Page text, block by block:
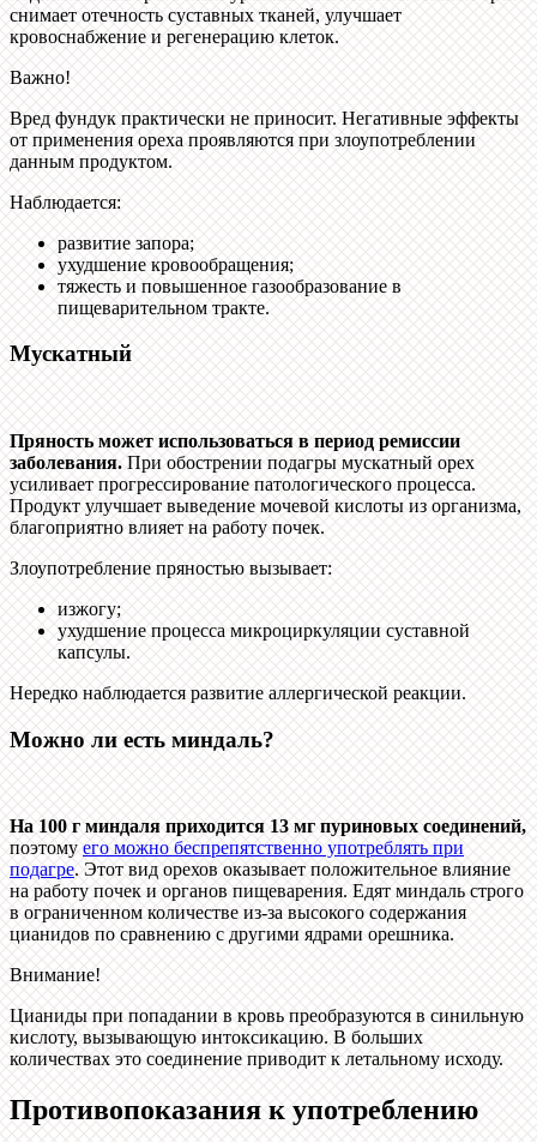
снимает отечность суставных тканей, улучшает
кровоснабжение и регенерацию клеток.
Важно!
Вред фундук практически не приносит. Негативные эффекты
от применения ореха проявляются при злоупотреблении
данным продуктом.
Наблюдается:
развитие запора;
ухудшение кровообращения;
тяжесть и повышенное газообразование в
пищеварительном тракте.
Мускатный
Пряность может использоваться в период ремиссии
заболевания. При обострении подагры мускатный орех
усиливает прогрессирование патологического процесса.
Продукт улучшает выведение мочевой кислоты из организма,
благоприятно влияет на работу почек.
Злоупотребление пряностью вызывает:
изжогу;
ухудшение процесса микроциркуляции суставной
капсулы.
Нередко наблюдается развитие аллергической реакции.
Можно ли есть миндаль?
На 100 г миндаля приходится 13 мг пуриновых соединений,
поэтомуего можно беспрепятственно употреблять при
подагре. Этот вид орехов оказывает положительное влияние
на работу почек и органов пищеварения. Едят миндаль строго
в ограниченном количестве из-за высокого содержания
цианидов по сравнению с другими ядрами орешника.
Внимание!
Цианиды при попадании в кровь преобразуются в синильную
кислоту, вызывающую интоксикацию. В больших
количествах это соединение приводит к летальному исходу.
Противопоказания к употреблению